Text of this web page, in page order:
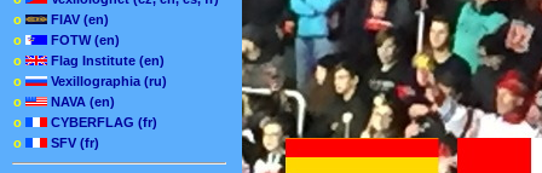
o
FIAV (en)
o
FOTW (en)
o
Flag Institute (en)
o
Vexillographia (ru)
o
NAVA (en)
o
CYBERFLAG (fr)
o
SFV (fr)